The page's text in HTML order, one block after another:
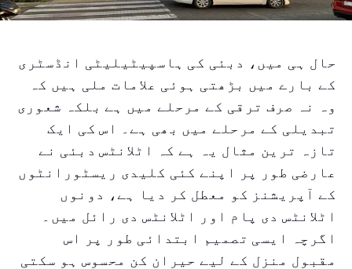
حال ہی میں، دبئی کی ہاسپیٹیلیٹی انڈسٹری
کے بارے میں بڑھتی ہوئی علامات ملی ہیں کہ
وہ نہ صرف ترقی کے مرحلے میں ہے بلکہ شعوری
تبدیلی کے مرحلے میں بھی ہے۔ اس کی ایک
تازہ ترین مثال یہ ہے کہ اٹلانٹس دبئی نے
عارضی طور پر اپنے کئی کلیدی ریسٹورانٹوں
کے آپریشنز کو معطل کر دیا ہے، دونوں
اٹلانٹس دی پام اور اٹلانٹس دی رائل میں۔
اگرچہ ایسی تصمیم ابتدائی طور پر اس
مقبول منزل کے لیے حیران کن محسوس ہو سکتی